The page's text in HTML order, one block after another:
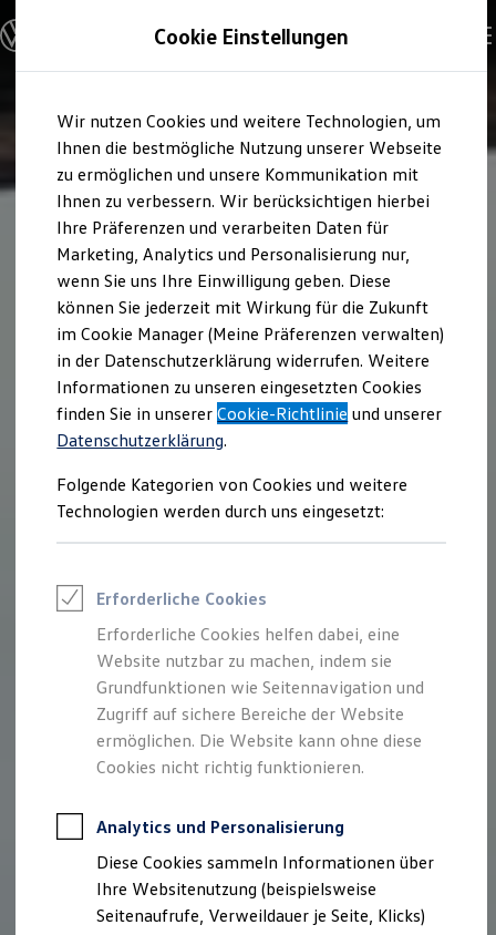
Hauptinhalt
springen
Footer
springen
Modelle und Konfigurator
Konfigurator
Modelle vergleichen
Elektroautos
ENERGY Sondermodelle
Nutzfahrzeuge
SUV und CUV
Familienautos
Kombis
Kompaktwagen
Sportwagen
Schnell verfügbare Fahrzeuge
Angebote und Produkte
Aktuelle Angebote
E-Auto-Förderung
Volkswagen Marktplatz
Die ENERGY Sondermodelle
Junge Gebrauchtwagen und Gebrauchtwagen
Volkswagen Zertifizierte Gebrauchtwagen
Elektromobilität bei Gebrauchtwagen
Saisonangebote
Reifenpakete
Leasing
Leasing-Angebote
Elektroauto Leasing
Kleinwagen-Leasing
Leasing ohne Anzahlung
Finanzierung
Autokredit mit Schlussrate
Versicherungen und Garantien
Kfz-Versicherung
Restschuldversicherungen
Garantien
Professional Class bei Volkswagen
Behörden
Direktkunden
Sonderfahrzeuge
Anpfiff zum Gewinn
Cookie Einstellungen
Wir nutzen Cookies und weitere Technologien, um
Ihnen die bestmögliche Nutzung unserer Webseite
zu ermöglichen und unsere Kommunikation mit
Ihnen zu verbessern. Wir berücksichtigen hierbei
Ihre Präferenzen und verarbeiten Daten für
Marketing, Analytics und Personalisierung nur,
wenn Sie uns Ihre Einwilligung geben. Diese
können Sie jederzeit mit Wirkung für die Zukunft
im Cookie Manager (Meine Präferenzen verwalten)
in der Datenschutzerklärung widerrufen. Weitere
Informationen zu unseren eingesetzten Cookies
finden Sie in unsererCookie-Richtlinie und unserer
Datenschutzerklärung.
Folgende Kategorien von Cookies und weitere
Technologien werden durch uns eingesetzt:
Erforderliche Cookies
Erforderliche Cookies helfen dabei, eine
Website nutzbar zu machen, indem sie
Grundfunktionen wie Seitennavigation und
Zugriff auf sichere Bereiche der Website
ermöglichen. Die Website kann ohne diese
Cookies nicht richtig funktionieren.
Analytics und Personalisierung
Diese Cookies sammeln Informationen über
Ihre Websitenutzung (beispielsweise
Seitenaufrufe, Verweildauer je Seite, Klicks)